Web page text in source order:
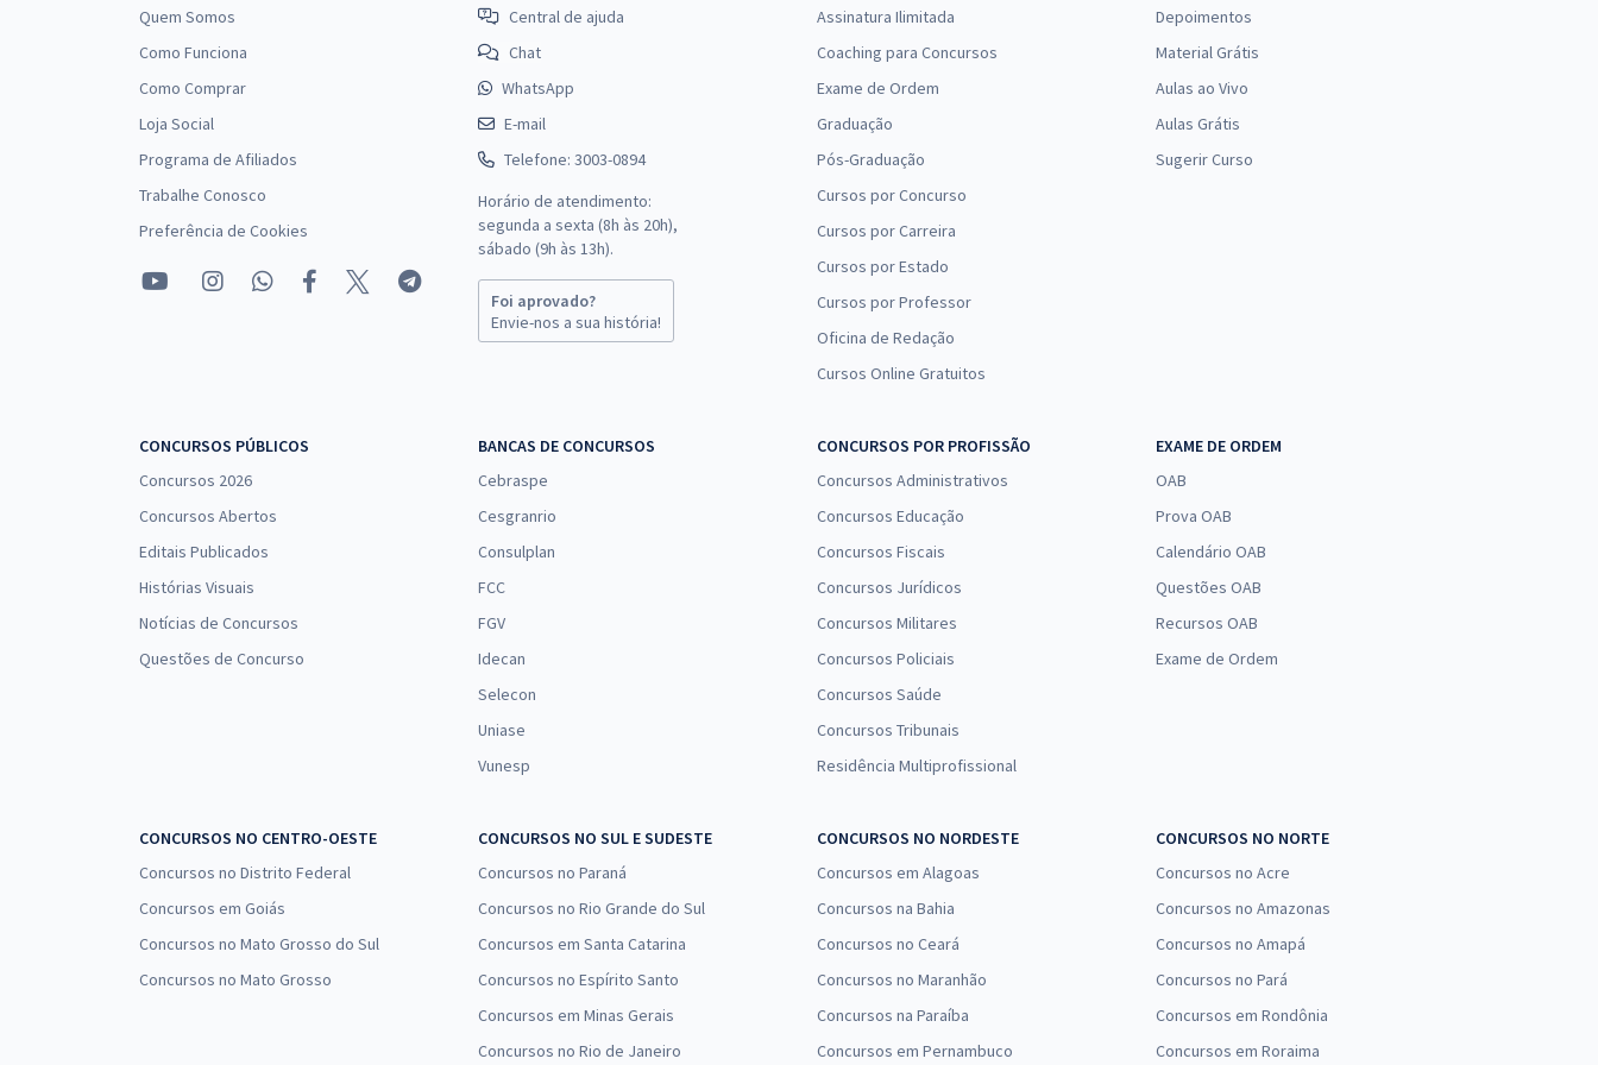
Polícia Civil (Pós-edital)
PC PI - Polícia Civil do Piauí - Conhecimentos
Específicos para o Cargo de Perito Oficial Criminal
(-20%)
Conhecimentos Específicos para Perito Criminal -
Perfil: Biomedicina/ Farmácia/Bioquímica, Biologia,
Química/Engenharia Química
R$ 287,92à vista
ou 12x de
23,99 Comprar
(-20%)
Quem Somos
Como Funciona
Como Comprar
Loja Social
Programa de Afiliados
Trabalhe Conosco
Preferência de Cookies
Central de ajuda
Chat
WhatsApp
E-mail
Telefone: 3003-0894
Horário de atendimento:
segunda a sexta (8h às 20h),
sábado (9h às 13h).
Foi aprovado?
Envie-nos a sua história!
Assinatura Ilimitada
Coaching para Concursos
Exame de Ordem
Graduação
Pós-Graduação
Cursos por Concurso
Cursos por Carreira
Cursos por Estado
Cursos por Professor
Oficina de Redação
Cursos Online Gratuitos
Depoimentos
Material Grátis
Aulas ao Vivo
Aulas Grátis
Sugerir Curso
CONCURSOS PÚBLICOS
Concursos 2026
Concursos Abertos
Editais Publicados
Histórias Visuais
Notícias de Concursos
Questões de Concurso
BANCAS DE CONCURSOS
Cebraspe
Cesgranrio
Consulplan
FCC
FGV
Idecan
Selecon
Uniase
Vunesp
CONCURSOS POR PROFISSÃO
Concursos Administrativos
Concursos Educação
Concursos Fiscais
Concursos Jurídicos
Concursos Militares
Concursos Policiais
Concursos Saúde
Concursos Tribunais
Residência Multiprofissional
EXAME DE ORDEM
OAB
Prova OAB
Calendário OAB
Questões OAB
Recursos OAB
Exame de Ordem
CONCURSOS NO CENTRO-OESTE
Concursos no Distrito Federal
Concursos em Goiás
Concursos no Mato Grosso do Sul
Concursos no Mato Grosso
CONCURSOS NO SUL E SUDESTE
Concursos no Paraná
Concursos no Rio Grande do Sul
Concursos em Santa Catarina
Concursos no Espírito Santo
Concursos em Minas Gerais
Concursos no Rio de Janeiro
CONCURSOS NO NORDESTE
Concursos em Alagoas
Concursos na Bahia
Concursos no Ceará
Concursos no Maranhão
Concursos na Paraíba
Concursos em Pernambuco
CONCURSOS NO NORTE
Concursos no Acre
Concursos no Amazonas
Concursos no Amapá
Concursos no Pará
Concursos em Rondônia
Concursos em Roraima